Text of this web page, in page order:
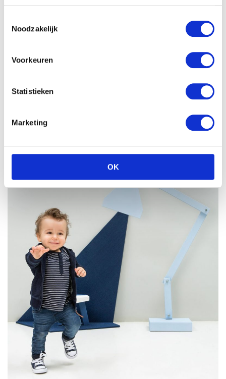
Noodzakelijk
Voorkeuren
Statistieken
Marketing
OK